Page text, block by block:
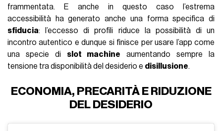
frammentata. E anche in questo caso l’estrema
accessibilità ha generato anche una forma specifica di
sfiducia: l’eccesso di profili riduce la possibilità di un
incontro autentico e dunque si finisce per usare l’app come
una specie di slot machine aumentando sempre la
tensione tra disponibilità del desiderio e disillusione.
ECONOMIA, PRECARITÀ E RIDUZIONE
DEL DESIDERIO